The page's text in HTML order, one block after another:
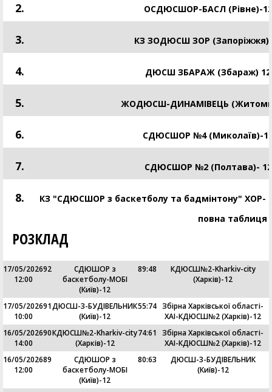
2. ОСДЮСШОР-БАСЛ (Рівне)-12
3. КЗ ЗОДЮСШ ЗОР
4. ДЮСШ ЗБАРАЖ (Збараж) 12
5. ЖОДЮСШ-ДИНАМІВЕЦЬ
6. СДЮСШОР №4 (Миколаїв)-
7. СДЮСШОР №2 (Полтава)- 12
8.
КЗ "СДЮСШОР з баскетболу та бадмінтону" ХОР-
повна таблиця
РОЗКЛАД
17/05/2026
12:00
92
СДЮШОР з
баскетболу-МОБІ
(Київ)-12
89:48
КДЮСШ№2-Kharkiv-city
(Харків)-12
17/05/2026
10:00
91ДЮСШ-3-БУДІВЕЛЬНИК
(Київ)-12
55:74 Збірна Харківської області-
ХАІ-КДЮСШ№2 (Харків)-12
16/05/2026
14:00
90КДЮСШ№2-Kharkiv-city
(Харків)-12
74:61 Збірна Харківської області-
ХАІ-КДЮСШ№2 (Харків)-12
16/05/2026
12:00
89
СДЮШОР з
баскетболу-МОБІ
(Київ)-12
80:63
ДЮСШ-3-БУДІВЕЛЬНИК
(Київ)-12